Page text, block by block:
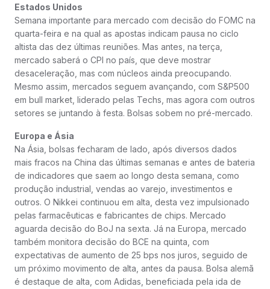
Estados Unidos
Semana importante para mercado com decisão do FOMC na
quarta-feira e na qual as apostas indicam pausa no ciclo
altista das dez últimas reuniões. Mas antes, na terça,
mercado saberá o CPI no país, que deve mostrar
desaceleração, mas com núcleos ainda preocupando.
Mesmo assim, mercados seguem avançando, com S&P500
em bull market, liderado pelas Techs, mas agora com outros
setores se juntando à festa. Bolsas sobem no pré-mercado.
Europa e Ásia
Na Ásia, bolsas fecharam de lado, após diversos dados
mais fracos na China das últimas semanas e antes de bateria
de indicadores que saem ao longo desta semana, como
produção industrial, vendas ao varejo, investimentos e
outros. O Nikkei continuou em alta, desta vez impulsionado
pelas farmacêuticas e fabricantes de chips. Mercado
aguarda decisão do BoJ na sexta. Já na Europa, mercado
também monitora decisão do BCE na quinta, com
expectativas de aumento de 25 bps nos juros, seguido de
um próximo movimento de alta, antes da pausa. Bolsa alemã
é destaque de alta, com Adidas, beneficiada pela ida de